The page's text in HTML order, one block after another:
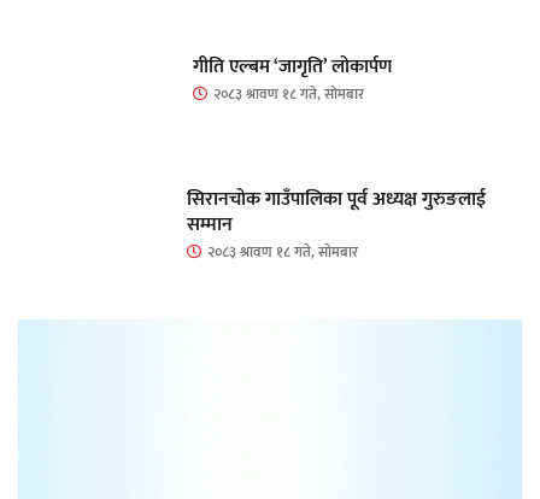
गीति एल्बम ‘जागृति’ लोकार्पण
२०८३ श्रावण १८ गते, सोमबार
सिरानचोक गाउँपालिका पूर्व अध्यक्ष गुरुङलाई
सम्मान
२०८३ श्रावण १८ गते, सोमबार